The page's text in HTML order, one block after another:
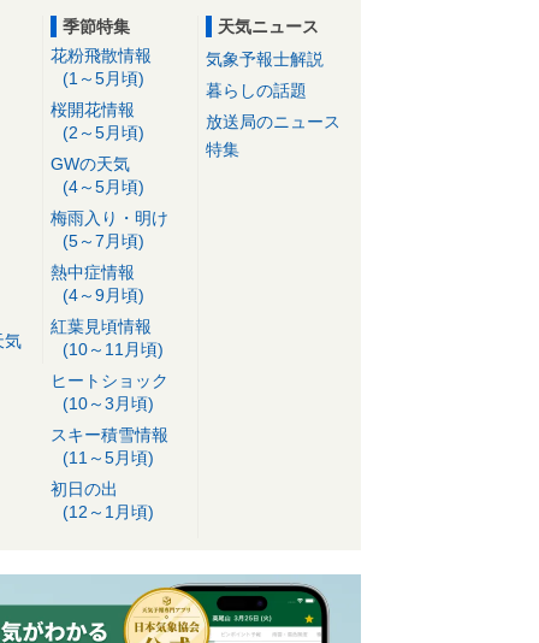
気
季節特集
花粉飛散情報
(1～5月頃)
桜開花情報
(2～5月頃)
GWの天気
(4～5月頃)
梅雨入り・明け
(5～7月頃)
熱中症情報
(4～9月頃)
紅葉見頃情報
(10～11月頃)
ヒートショック
(10～3月頃)
スキー積雪情報
(11～5月頃)
初日の出
(12～1月頃)
天気ニュース
気象予報士解説
暮らしの話題
放送局のニュース
特集